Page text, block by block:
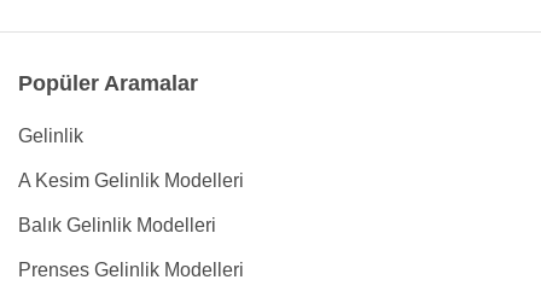
Popüler Aramalar
Gelinlik
A Kesim Gelinlik Modelleri
Balık Gelinlik Modelleri
Prenses Gelinlik Modelleri